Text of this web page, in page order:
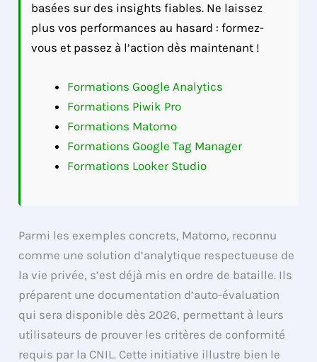
basées sur des insights fiables. Ne laissez
plus vos performances au hasard : formez-
vous et passez à l’action dès maintenant !
Formations Google Analytics
Formations Piwik Pro
Formations Matomo
Formations Google Tag Manager
Formations Looker Studio
Parmi les exemples concrets, Matomo, reconnu
comme une solution d’analytique respectueuse de
la vie privée, s’est déjà mis en ordre de bataille. Ils
préparent une documentation d’auto-évaluation
qui sera disponible dès 2026, permettant à leurs
utilisateurs de prouver les critères de conformité
requis par la CNIL. Cette initiative illustre bien le